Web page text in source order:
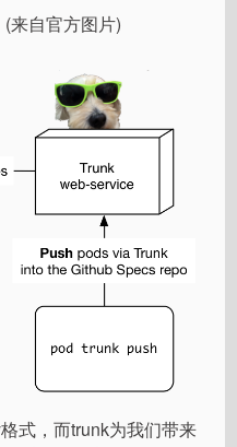
来自官方图片)
式，而trunk为我们带来